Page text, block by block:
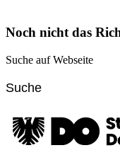
Noch nicht das
Suche auf Webseite